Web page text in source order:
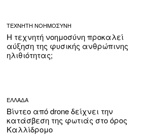
ΤΕΧΝΗΤΗ ΝΟΗΜΟΣΥΝΗ
Η τεχνητή νοημοσύνη προκαλεί
αύξηση της φυσικής ανθρώπινης
ηλιθιότητας;
ΕΛΛΑΔΑ
Βίντεο από drone δείχνει την
κατάσβεση της φωτιάς στο όρος
Καλλίδρομο